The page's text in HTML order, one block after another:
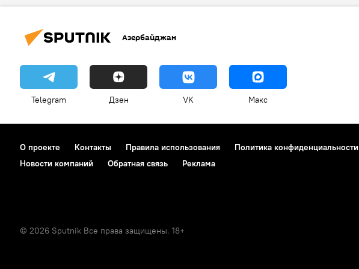
Азербайджан
Telegram Дзен VK Макс
О проекте Контакты Правила использования Политика конфиденциальности
Новости компаний
Обратная связь Реклама
© 2026 Sputnik Все права защищены. 18+